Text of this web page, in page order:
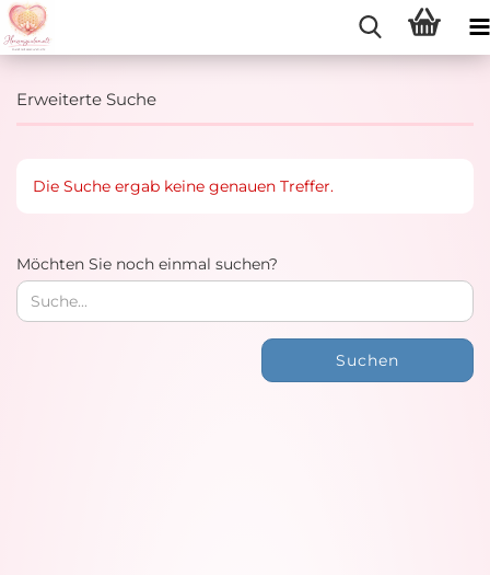
Erweiterte Suche
Die Suche ergab keine genauen Treffer.
MÖCHTEN
SIE
NOCH
EINMAL
Möchten Sie noch einmal suchen?
Suchen